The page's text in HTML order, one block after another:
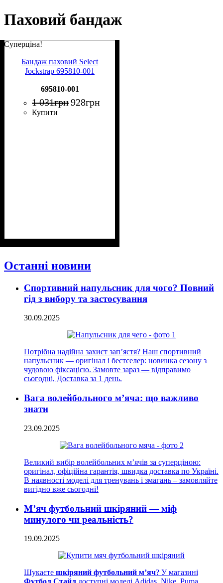
Паховий бандаж
Суперціна!
Бандаж паховий Select
Jockstrap 695810-001
695810-001
1 031грн928грн
Купити
Останні новини
Спортивний напульсник для чого? Повний
гід з вибору та застосування
30.09.2025
Потрібна надійна захист зап’ястя? Наш спортивний
напульсник — оригінал і бестселер: новинка сезону з
чудовою фіксацією. Замовте зараз — відправимо
сьогодні, Доставка за 1 день.
Вага волейбольного м’яча: що важливо
знати
23.09.2025
Великий вибір волейбольних м’ячів за суперціною:
оригінал, офіційна гарантія, швидка доставка по Україні.
В наявності моделі для тренувань і змагань – замовляйте
вигідно вже сьогодні!
М’яч футбольний шкіряний — міф
минулого чи реальність?
19.09.2025
Шукаєте шкіряний футбольний м’яч? У магазині